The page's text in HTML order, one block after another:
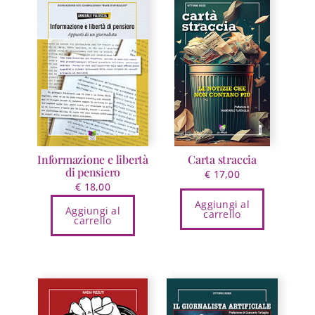
Informazione e libertà
di pensiero
€ 18,00
Aggiungi al
carrello
Carta straccia
€ 17,00
Aggiungi al
carrello